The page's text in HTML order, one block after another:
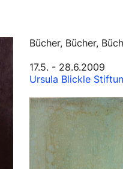
Bücher, Bücher,
17.5. - 28.6.2009
Ursula Blickle